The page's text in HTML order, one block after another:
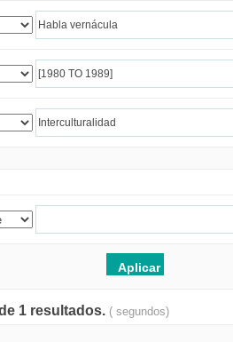
1 resultados. ( segundos)